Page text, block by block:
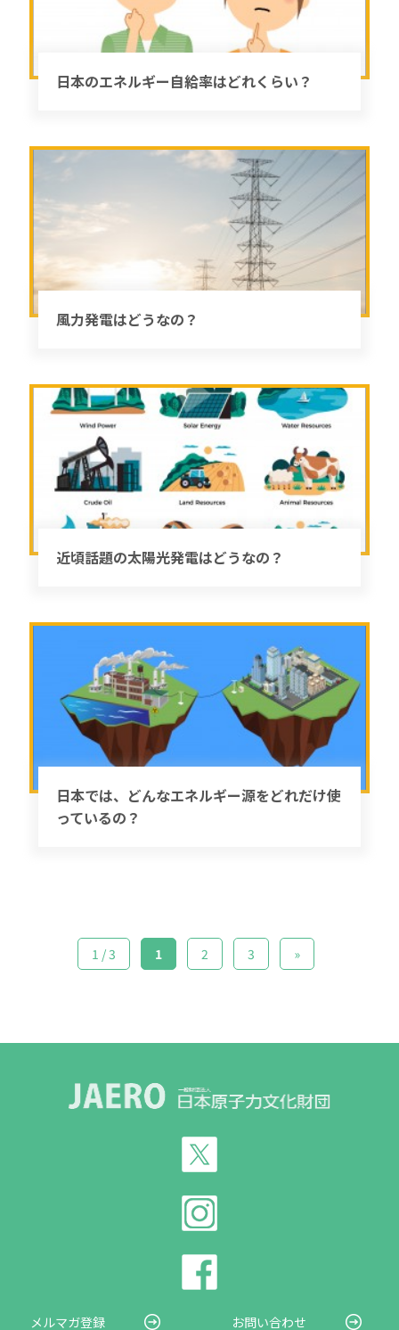
日本のエネルギー自給率はどれくらい？
風力発電はどうなの？
近頃話題の太陽光発電はどうなの？
日本では、どんなエネルギー源をどれだけ使
っているの？
1 / 3 1 2 3 »
メルマガ登録 お問い合わせ